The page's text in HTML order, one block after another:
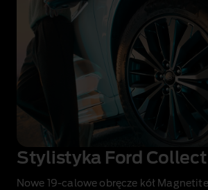
Stylistyka Ford
Nowe 19‑calowe obręcze kół